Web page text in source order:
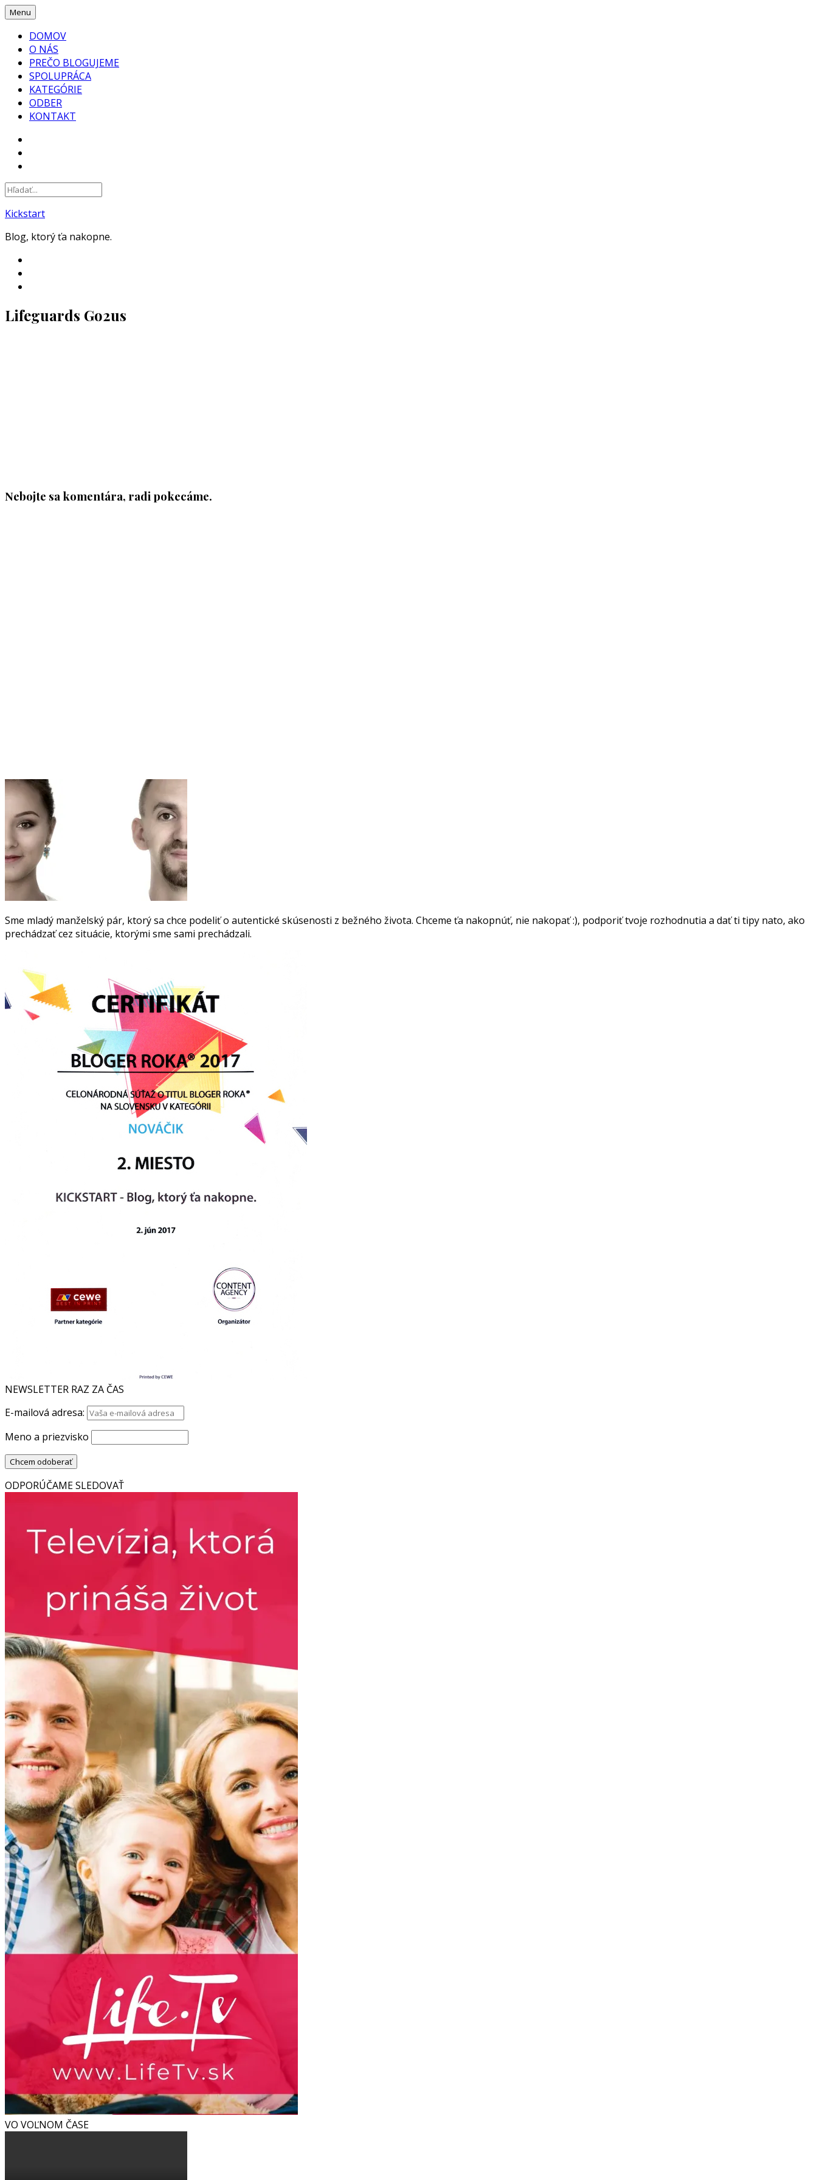
Skip
content
Menu
DOMOV
O NÁS
PREČO BLOGUJEME
SPOLUPRÁCA
KATEGÓRIE
ODBER
KONTAKT
Kickstart
Blog, ktorý ťa nakopne.
Lifeguards Go2us
Nebojte sa komentára, radi pokecáme.
Sme mladý manželský pár, ktorý sa chce podeliť o autentické skúsenosti z bežného života. Chceme ťa nakopnúť, nie nakopať :), podporiť tvoje rozhodnutia a dať ti tipy nato, ako
prechádzať cez situácie, ktorými sme sami prechádzali.
NEWSLETTER RAZ ZA ČAS
E-mailová adresa:
Meno a priezvisko
ODPORÚČAME SLEDOVAŤ
VO VOĽNOM ČASE